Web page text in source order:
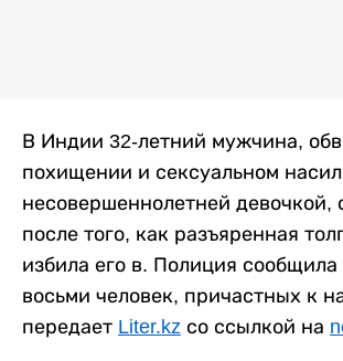
В Индии 32-летний мужчина,
похищении и сексуальном
несовершеннолетней девочкой,
после того, как разъяренная
избила его в. Полиция сообщила
восьми человек, причастных к
передает Liter.kz со ссылкой на